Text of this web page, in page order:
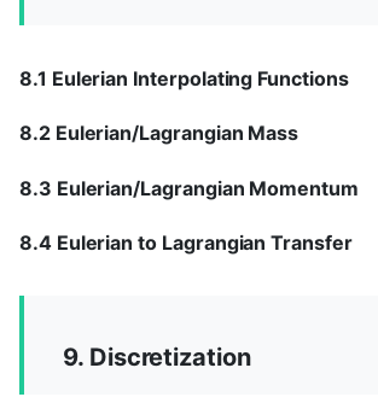
8.1 Eulerian Interpolating Functions
8.2 Eulerian/Lagrangian Mass
8.3 Eulerian/Lagrangian Momentum
8.4 Eulerian to Lagrangian Transfer
9. Discretization